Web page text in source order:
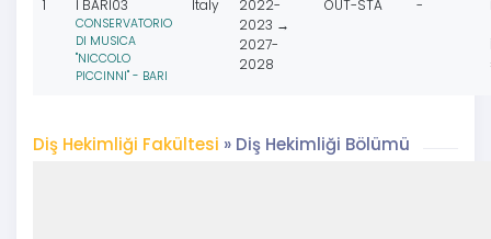
1 I BARI03
CONSERVATORIO
DI MUSICA
"NICCOLO
PICCINNI" - BARI
Italy
2022-
2023 →
2027-
2028
OUT-STA -
Diş Hekimliği Fakültesi » Diş Hekimliği Bölümü